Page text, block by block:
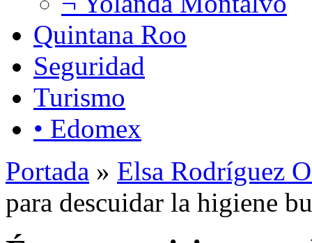
Quintana Roo
Seguridad
Turismo
• Edomex
Portada » Elsa Rodríguez
para descuidar la higiene